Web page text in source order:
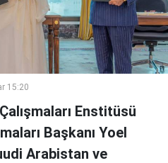
15:20
Enstitüsü
Başkanı Yoel
Arabistan ve